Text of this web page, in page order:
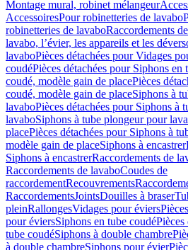
Montage mural, robinet mélangeur
AccessoiresPour robinetteries de lavabo
robinetteries de lavaboRaccordements
lavabo, l’évier, les appareils et les
lavaboPièces détachées pour Vidages
coudéPièces détachées pour Siphons en
coudé, modèle gain de placePièces
coudé, modèle gain de placeSiphons à
lavaboPièces détachées pour Siphons à
lavaboSiphons à tube plongeur pour
placePièces détachées pour Siphons à
modèle gain de placeSiphons à encastrer
Siphons à encastrerRaccordements de
Raccordements de lavaboCoudes de
raccordementRecouvrements
RaccordementsJointsDouilles à braser
pleinRallongesVidages pour éviers
pour éviersSiphons en tube coudéPièces
tube coudéSiphons à double chambre
à double chambreSiphons pour évier